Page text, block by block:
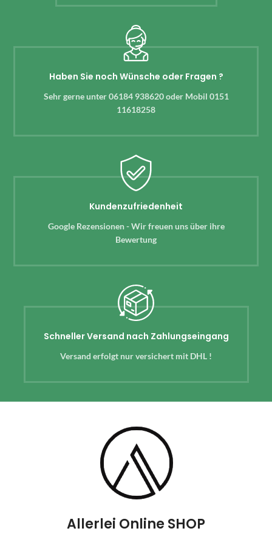
Haben Sie noch Wünsche oder Fragen ?
Sehr gerne unter 06184 938620 oder Mobil 0151
11618258
Kundenzufriedenheit
Google Rezensionen - Wir freuen uns über ihre
Bewertung
Schneller Versand nach Zahlungseingang
Versand erfolgt nur versichert mit DHL !
Allerlei Online SHOP